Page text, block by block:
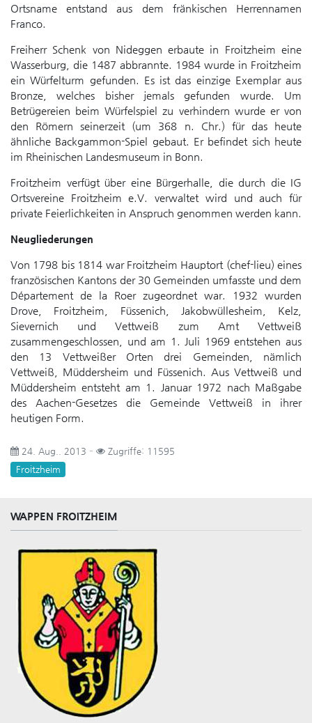
Ortsname entstand aus dem fränkischen Herrennamen
Franco.
Freiherr Schenk von Nideggen erbaute in Froitzheim eine
Wasserburg, die 1487 abbrannte. 1984 wurde in Froitzheim
ein Würfelturm gefunden. Es ist das einzige Exemplar aus
Bronze, welches bisher jemals gefunden wurde. Um
Betrügereien beim Würfelspiel zu verhindern wurde er von
den Römern seinerzeit (um 368 n. Chr.) für das heute
ähnliche Backgammon-Spiel gebaut. Er befindet sich heute
im Rheinischen Landesmuseum in Bonn.
Froitzheim verfügt über eine Bürgerhalle, die durch die IG
Ortsvereine Froitzheim e.V. verwaltet wird und auch für
private Feierlichkeiten in Anspruch genommen werden kann.
Neugliederungen
Von 1798 bis 1814 war Froitzheim Hauptort (chef-lieu) eines
französischen Kantons der 30 Gemeinden umfasste und dem
Département de la Roer zugeordnet war. 1932 wurden
Drove, Froitzheim, Füssenich, Jakobwüllesheim, Kelz,
Sievernich und Vettweiß zum Amt Vettweiß
zusammengeschlossen, und am 1. Juli 1969 entstehen aus
den 13 Vettweißer Orten drei Gemeinden, nämlich
Vettweiß, Müddersheim und Füssenich. Aus Vettweiß und
Müddersheim entsteht am 1. Januar 1972 nach Maßgabe
des Aachen-Gesetzes die Gemeinde Vettweiß in ihrer
heutigen Form.
24. Aug.. 2013
Zugriffe: 11595
Froitzheim
WAPPEN FROITZHEIM